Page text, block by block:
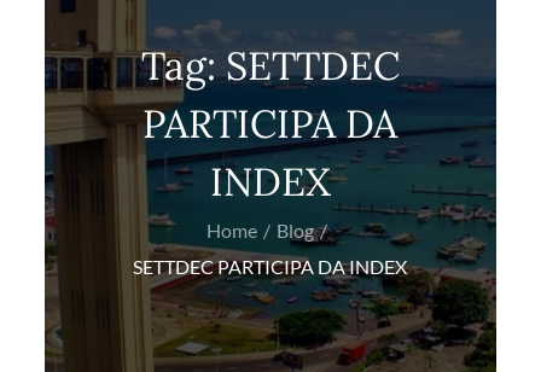
Tag:SETTDEC
PARTICIPA DA
INDEX
Home
Blog
SETTDEC PARTICIPA DA INDEX